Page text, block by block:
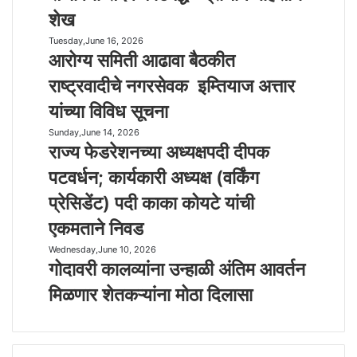
गा
ला
ळा
ले
अ
मू
ल्य
ण
गी
रे
णु
का
को
ल्हे
स
ण
वि
सा
सा
ठी
जी
व
स
दै
व
क
टि
द्ध
शेख
आ
रो
स
मि
ढा
वा
ठ
की
रा
ष्ट्र
वा
न
Tuesday,June 16, 2026
आरोग्य समिती आढावा बैठकीत
राष्ट्रवादीचे नगरसेवक इम्तियाज अत्तार
यांच्या विविध सूचना
रा
ज्य
ड
रे
न
च्या
अ
ध्य
क्ष
दी
Sunday,June 14, 2026
राज्य फेडरेशनच्या अध्यक्षपदी दीपक
पटवर्धन; कार्यकारी अध्यक्ष (वर्किंग
प्रेसिडेंट) पदी काका कोयटे यांची
एकमताने निवड
गो
दा
व
री
ल
Wednesday,June 10, 2026
गोदावरी कालव्यांना उन्हाळी अंतिम आवर्तन
मिळणार शेतकऱ्यांना मोठा दिलासा